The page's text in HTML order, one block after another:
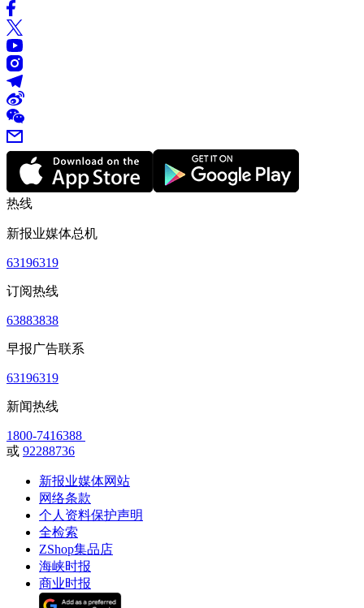
热线
新报业媒体总机
63196319
订阅热线
63883838
早报广告联系
63196319
新闻热线
1800-7416388
或 92288736
新报业媒体网站
网络条款
个人资料保护声明
全检索
ZShop集品店
海峡时报
商业时报